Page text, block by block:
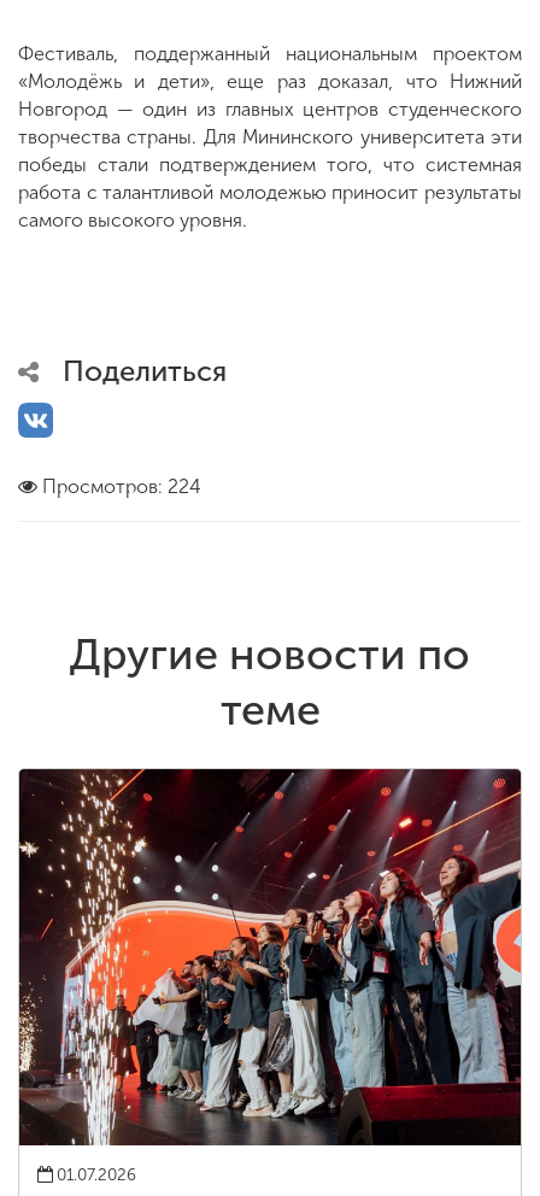
Фестиваль, поддержанный национальным проектом
«Молодёжь и дети», еще раз доказал, что Нижний
Новгород — один из главных центров студенческого
творчества страны. Для Мининского университета эти
победы стали подтверждением того, что системная
работа с талантливой молодежью приносит результаты
самого высокого уровня.
Поделиться
Просмотров: 224
Другие новости по
теме
01.07.2026